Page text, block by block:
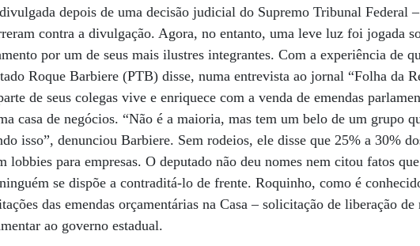
depois de uma decisão judicial do Supremo Tribunal Federal
contra a divulgação. Agora, no entanto, uma leve luz foi jogada
por um de seus mais ilustres integrantes. Com a experiência de
Roque Barbiere (PTB) disse, numa entrevista ao jornal “Folha da
de seus colegas vive e enriquece com a venda de emendas
casa de negócios. “Não é a maioria, mas tem um belo de um grupo
isso”, denunciou Barbiere. Sem rodeios, ele disse que 25% a 30%
lobbies para empresas. O deputado não deu nomes nem citou fatos
se dispõe a contraditá-lo de frente. Roquinho, como é
das emendas orçamentárias na Casa – solicitação de liberação
ao governo estadual.